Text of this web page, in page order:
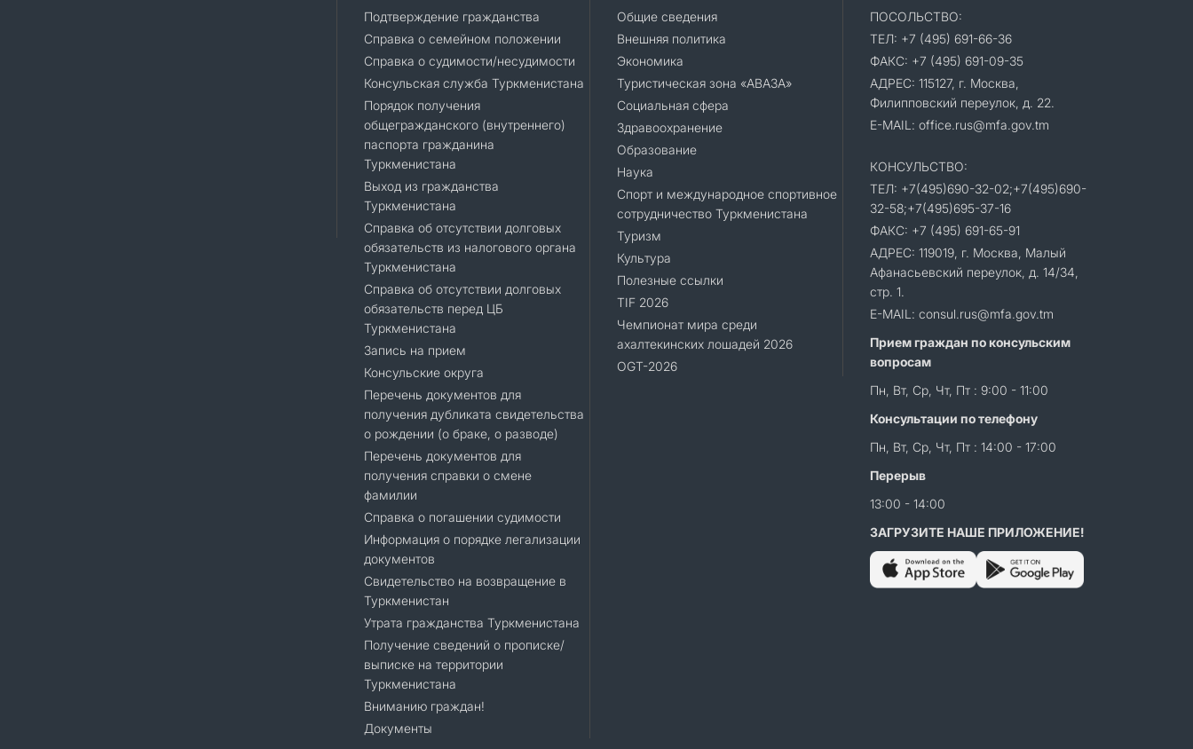
Подтверждение гражданства
Справка о семейном положении
Справка о судимости/несудимости
Консульская служба Туркменистана
Порядок получения
общегражданского (внутреннего)
паспорта гражданина
Туркменистана
Выход из гражданства
Туркменистана
Справка об отсутствии долговых
обязательств из налогового органа
Туркменистана
Справка об отсутствии долговых
обязательств перед ЦБ
Туркменистана
Запись на прием
Консульские округа
Перечень документов для
получения дубликата свидетельства
о рождении (о браке, о разводе)
Перечень документов для
получения справки о смене
фамилии
Справка о погашении судимости
Информация о порядке легализации
документов
Cвидетельство на возвращение в
Туркменистан
Утрата гражданства Туркменистана
Получение сведений о прописке/
выписке на территории
Туркменистана
Вниманию граждан!
Документы
Общие сведения
Внешняя политика
Экономика
Туристическая зона «АВАЗА»
Социальная сфера
Здравоохранение
Образование
Наука
Спорт и международное спортивное
сотрудничество Туркменистана
Туризм
Культура
Полезные ссылки
TIF 2026
Чемпионат мира среди
ахалтекинских лошадей 2026
OGT-2026
ПОСОЛЬСТВО:
ТЕЛ: +7 (495) 691-66-36
ФАКС: +7 (495) 691-09-35
АДРЕС: 115127, г. Москва,
Филипповский переулок, д. 22.
E-MAIL: office.rus@mfa.gov.tm
КОНСУЛЬСТВО:
ТЕЛ: +7(495)690-32-02;+7(495)690-
32-58;+7(495)695-37-16
ФАКС: +7 (495) 691-65-91
АДРЕС: 119019, г. Москва, Малый
Афанасьевский переулок, д. 14/34,
стр. 1.
E-MAIL: consul.rus@mfa.gov.tm
Прием граждан по консульским
вопросам
Пн, Вт, Ср, Чт, Пт : 9:00 - 11:00
Консультации по телефону
Пн, Вт, Ср, Чт, Пт : 14:00 - 17:00
Перерыв
13:00 - 14:00
ЗАГРУЗИТЕ НАШЕ ПРИЛОЖЕНИЕ!